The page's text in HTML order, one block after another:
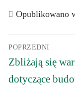
Opublikowano
wpisu
POPRZEDNI
Poprzedni
wpis:
Zbliżają się
dotyczące